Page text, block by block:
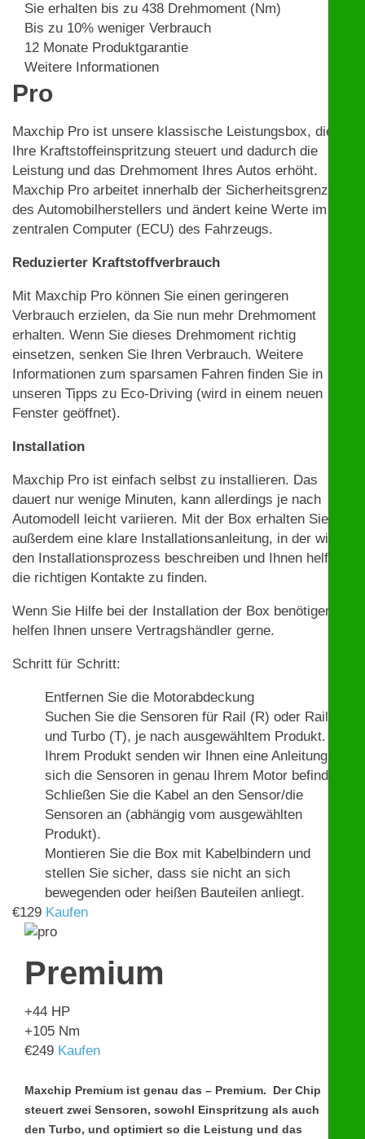
Sie erhalten bis zu 438 Drehmoment (Nm)
Bis zu 10% weniger Verbrauch
12 Monate Produktgarantie
Weitere Informationen
Pro
Maxchip Pro ist unsere klassische Leistungsbox, die
Ihre Kraftstoffeinspritzung steuert und dadurch die
Leistung und das Drehmoment Ihres Autos erhöht.
Maxchip Pro arbeitet innerhalb der Sicherheitsgrenzen
des Automobilherstellers und ändert keine Werte im
zentralen Computer (ECU) des Fahrzeugs.
Reduzierter Kraftstoffverbrauch
Mit Maxchip Pro können Sie einen geringeren
Verbrauch erzielen, da Sie nun mehr Drehmoment
erhalten. Wenn Sie dieses Drehmoment richtig
einsetzen, senken Sie Ihren Verbrauch. Weitere
Informationen zum sparsamen Fahren finden Sie in
unseren Tipps zu Eco-Driving (wird in einem neuen
Fenster geöffnet).
Installation
Maxchip Pro ist einfach selbst zu installieren. Das
dauert nur wenige Minuten, kann allerdings je nach
Automodell leicht variieren. Mit der Box erhalten Sie
außerdem eine klare Installationsanleitung, in der wir
den Installationsprozess beschreiben und Ihnen helfen,
die richtigen Kontakte zu finden.
Wenn Sie Hilfe bei der Installation der Box benötigen,
helfen Ihnen unsere Vertragshändler gerne.
Schritt für Schritt:
Entfernen Sie die Motorabdeckung
Suchen Sie die Sensoren für Rail (R) oder Rail (R)
und Turbo (T), je nach ausgewähltem Produkt. Mit
Ihrem Produkt senden wir Ihnen eine Anleitung, wo
sich die Sensoren in genau Ihrem Motor befinden.
Schließen Sie die Kabel an den Sensor/die
Sensoren an (abhängig vom ausgewählten
Produkt).
Montieren Sie die Box mit Kabelbindern und
stellen Sie sicher, dass sie nicht an sich
bewegenden oder heißen Bauteilen anliegt.
€129 Kaufen
Premium
+44 HP
+105 Nm
€249 Kaufen
Maxchip Premium ist genau das – Premium. Der Chip
steuert zwei Sensoren, sowohl Einspritzung als auch
den Turbo, und optimiert so die Leistung und das